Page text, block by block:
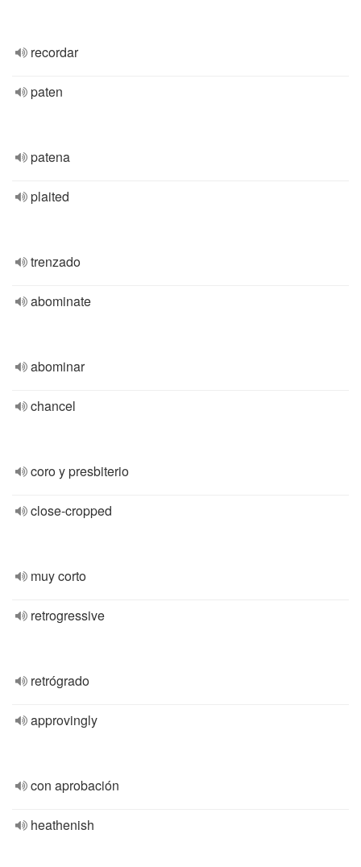
recordar
paten
patena
plaited
trenzado
abominate
abominar
chancel
coro y presbiterio
close-cropped
muy corto
retrogressive
retrógrado
approvingly
con aprobación
heathenish